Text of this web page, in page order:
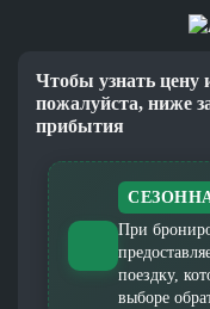
Чтобы узнать цену
пожалуйста, ниже
прибытия
При
поездку,
выборе